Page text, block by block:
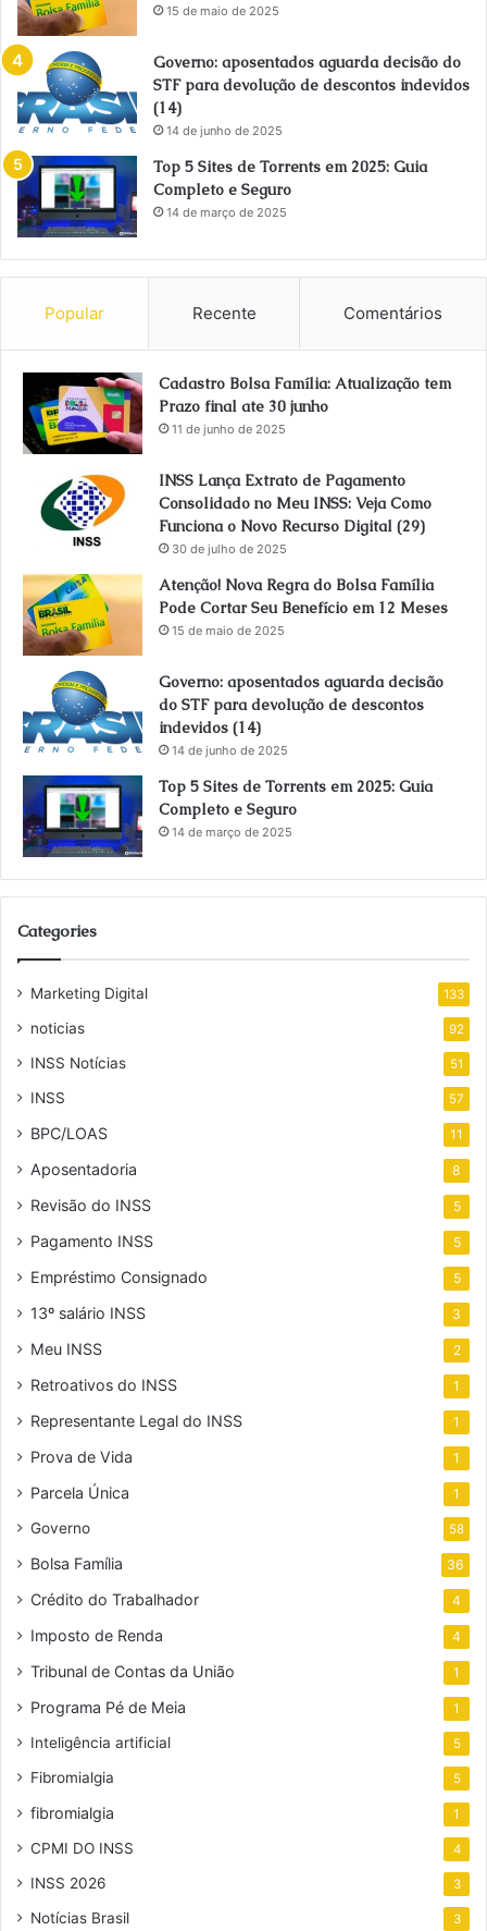
15 de maio de 2025
Governo: aposentados aguarda decisão do
STF para devolução de descontos indevidos
(14)
14 de junho de 2025
Top 5 Sites de Torrents em 2025: Guia
Completo e Seguro
14 de março de 2025
Popular Recente Comentários
Cadastro Bolsa Família: Atualização tem
Prazo final ate 30 junho
11 de junho de 2025
INSS Lança Extrato de Pagamento
Consolidado no Meu INSS: Veja Como
Funciona o Novo Recurso Digital (29)
30 de julho de 2025
Atenção! Nova Regra do Bolsa Família
Pode Cortar Seu Benefício em 12 Meses
15 de maio de 2025
Governo: aposentados aguarda decisão
do STF para devolução de descontos
indevidos (14)
14 de junho de 2025
Top 5 Sites de Torrents em 2025: Guia
Completo e Seguro
14 de março de 2025
Categories
Marketing Digital 133
noticias 92
INSS Notícias 51
INSS 57
BPC/LOAS 11
Aposentadoria 8
Revisão do INSS 5
Pagamento INSS 5
Empréstimo Consignado 5
13º salário INSS 3
Meu INSS 2
Retroativos do INSS 1
Representante Legal do INSS 1
Prova de Vida 1
Parcela Única 1
Governo 58
Bolsa Família 36
Crédito do Trabalhador 4
Imposto de Renda 4
Tribunal de Contas da União 1
Programa Pé de Meia 1
Inteligência artificial 5
Fibromialgia 5
fibromialgia 1
CPMI DO INSS 4
INSS 2026 3
Notícias Brasil 3